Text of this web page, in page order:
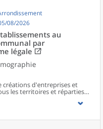
08/2026
au
par
légale
créations d'entreprises et
les territoires et réparties